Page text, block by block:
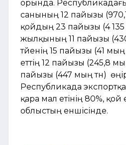
орында. Республикадағы
санының 12 пайызы
қойдың 23 пайызы (4
жылқының 11 пайызы
түйенің 15 пайызы (41
еттің 12 пайызы (245,8 мың
пайызы (447 мың тн)
Республикада
қара мал етінің 80%, қой
облыстың еншісінде.